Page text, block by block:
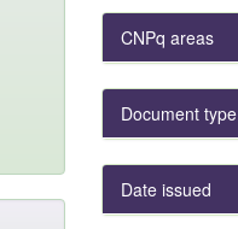
CNPq areas
Document type
Date issued